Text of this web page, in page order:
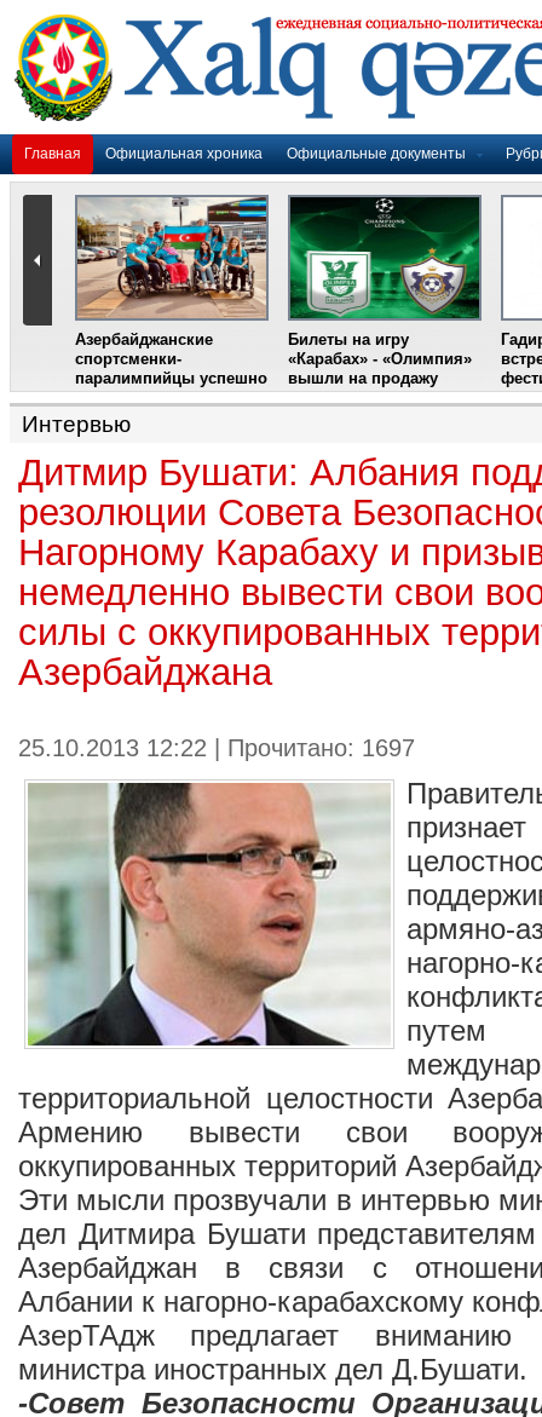
Главная Официальная хроника Официальные документы
Азербайджанские
спортсменки-
паралимпийцы успешно
выступили на III
Международном
фестивале парашютного
Билеты на игру
«Карабах» - «Олимпия»
вышли на продажу
Интервью
Дитмир Бушати: Албания
резолюции Совета
Нагорному Карабаху и
немедленно вывести свои
силы с оккупированных
Азербайджана
25.10.2013 12:22 | Прочитано: 1697
армяно-
нагорно-
территориальной целостности
Армению вывести свои
оккупированных территорий
Эти мысли прозвучали в интервью
дел Дитмира Бушати
Азербайджан в связи с
Албании к нагорно-карабахскому
АзерТАдж предлагает вниманию
министра иностранных дел Д.Бушати.
-Совет Безопасности